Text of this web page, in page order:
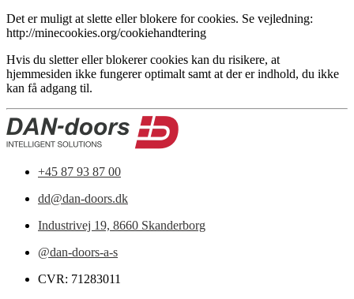
Det er muligt at slette eller blokere for cookies. Se vejledning:
http://minecookies.org/cookiehandtering
Hvis du sletter eller blokerer cookies kan du risikere, at
hjemmesiden ikke fungerer optimalt samt at der er indhold, du ikke
kan få adgang til.
+45 87 93 87 00
dd@dan-doors.dk
Industrivej 19, 8660 Skanderborg
@dan-doors-a-s
CVR: 71283011